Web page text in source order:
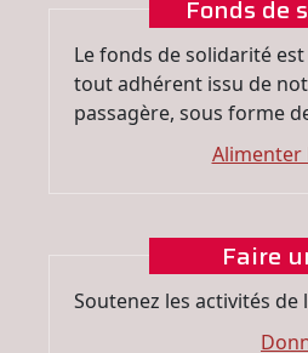
Fonds de
Le fonds de solidarité
tout adhérent issu de
passagère, sous forme
Alimenter
Faire
Soutenez les activités de